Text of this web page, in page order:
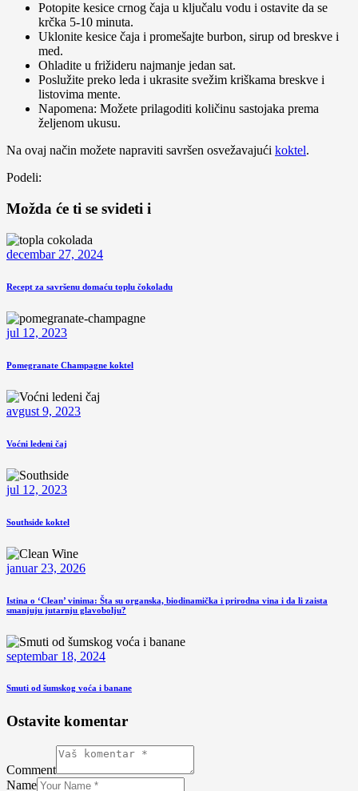
Potopite kesice crnog čaja u ključalu vodu i ostavite da se
krčka 5-10 minuta.
Uklonite kesice čaja i promešajte burbon, sirup od breskve i
med.
Ohladite u frižideru najmanje jedan sat.
Poslužite preko leda i ukrasite svežim kriškama breskve i
listovima mente.
Napomena: Možete prilagoditi količinu sastojaka prema
željenom ukusu.
Na ovaj način možete napraviti savršen osvežavajući koktel.
Podeli:
Možda će ti se svideti i
decembar 27, 2024
Recept za savršenu domaću toplu čokoladu
jul 12, 2023
Pomegranate Champagne koktel
avgust 9, 2023
Voćni ledeni čaj
jul 12, 2023
Southside koktel
januar 23, 2026
Istina o ‘Clean’ vinima: Šta su organska, biodinamička i prirodna vina i da li zaista
smanjuju jutarnju glavobolju?
septembar 18, 2024
Smuti od šumskog voća i banane
Ostavite komentar
Comment
Name